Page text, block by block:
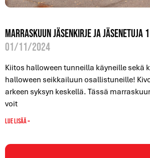
Marraskuun jäsenkirje ja jäsenetuja
01/11/2024
Kiitos halloween tunneilla käyneille sekä
halloween seikkailuun osallistuneille!
arkeen syksyn keskellä. Tässä
voit
Lue lisää »